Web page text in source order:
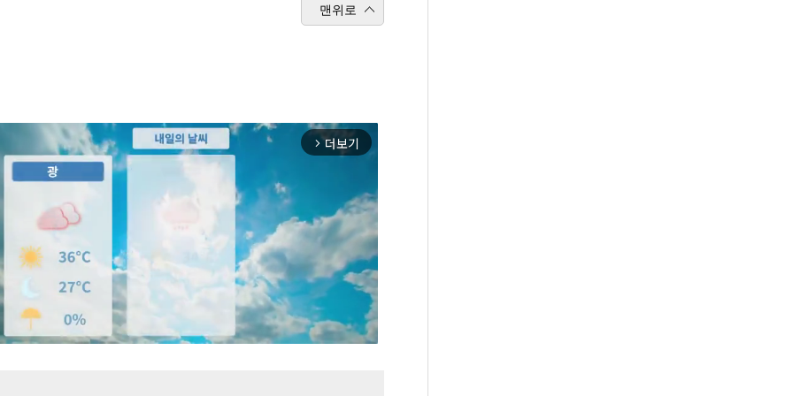
맨위로
arrow_forward_ios 더보기